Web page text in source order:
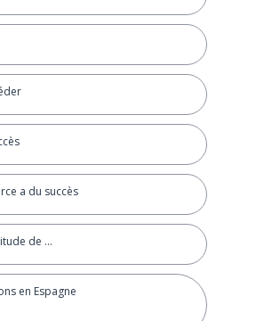
a du succès
de …
en Espagne